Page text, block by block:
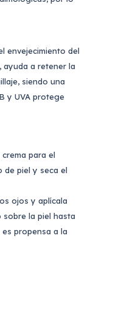
envejecimiento del
ayuda a retener la
siendo una
y UVA protege
para el
de piel y seca el
ojos y aplícala
la piel hasta
propensa a la